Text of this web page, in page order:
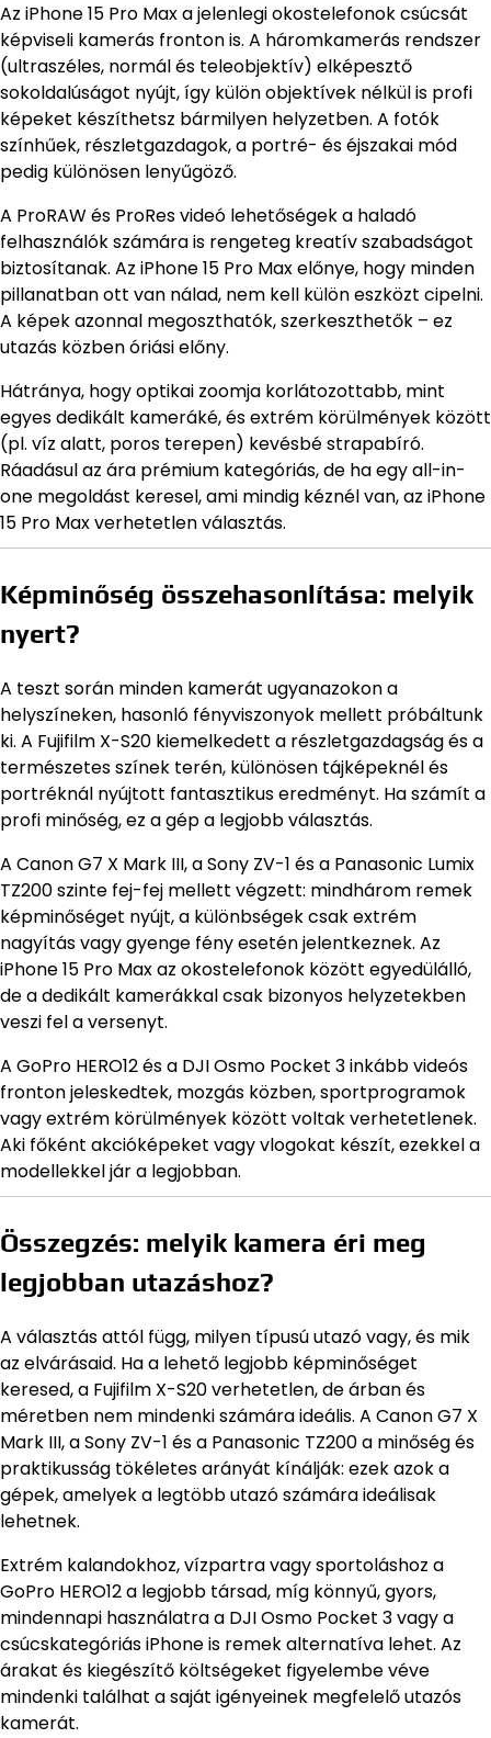
Az iPhone 15 Pro Max a jelenlegi okostelefonok csúcsát
képviseli kamerás fronton is. A háromkamerás rendszer
(ultraszéles, normál és teleobjektív) elképesztő
sokoldalúságot nyújt, így külön objektívek nélkül is profi
képeket készíthetsz bármilyen helyzetben. A fotók
színhűek, részletgazdagok, a portré- és éjszakai mód
pedig különösen lenyűgöző.
A ProRAW és ProRes videó lehetőségek a haladó
felhasználók számára is rengeteg kreatív szabadságot
biztosítanak. Az iPhone 15 Pro Max előnye, hogy minden
pillanatban ott van nálad, nem kell külön eszközt cipelni.
A képek azonnal megoszthatók, szerkeszthetők – ez
utazás közben óriási előny.
Hátránya, hogy optikai zoomja korlátozottabb, mint
egyes dedikált kameráké, és extrém körülmények között
(pl. víz alatt, poros terepen) kevésbé strapabíró.
Ráadásul az ára prémium kategóriás, de ha egy all-in-
one megoldást keresel, ami mindig kéznél van, az iPhone
15 Pro Max verhetetlen választás.
Képminőség összehasonlítása: melyik
nyert?
A teszt során minden kamerát ugyanazokon a
helyszíneken, hasonló fényviszonyok mellett próbáltunk
ki. A Fujifilm X-S20 kiemelkedett a részletgazdagság és a
természetes színek terén, különösen tájképeknél és
portréknál nyújtott fantasztikus eredményt. Ha számít a
profi minőség, ez a gép a legjobb választás.
A Canon G7 X Mark III, a Sony ZV-1 és a Panasonic Lumix
TZ200 szinte fej-fej mellett végzett: mindhárom remek
képminőséget nyújt, a különbségek csak extrém
nagyítás vagy gyenge fény esetén jelentkeznek. Az
iPhone 15 Pro Max az okostelefonok között egyedülálló,
de a dedikált kamerákkal csak bizonyos helyzetekben
veszi fel a versenyt.
A GoPro HERO12 és a DJI Osmo Pocket 3 inkább videós
fronton jeleskedtek, mozgás közben, sportprogramok
vagy extrém körülmények között voltak verhetetlenek.
Aki főként akcióképeket vagy vlogokat készít, ezekkel a
modellekkel jár a legjobban.
Összegzés: melyik kamera éri meg
legjobban utazáshoz?
A választás attól függ, milyen típusú utazó vagy, és mik
az elvárásaid. Ha a lehető legjobb képminőséget
keresed, a Fujifilm X-S20 verhetetlen, de árban és
méretben nem mindenki számára ideális. A Canon G7 X
Mark III, a Sony ZV-1 és a Panasonic TZ200 a minőség és
praktikusság tökéletes arányát kínálják: ezek azok a
gépek, amelyek a legtöbb utazó számára ideálisak
lehetnek.
Extrém kalandokhoz, vízpartra vagy sportoláshoz a
GoPro HERO12 a legjobb társad, míg könnyű, gyors,
mindennapi használatra a DJI Osmo Pocket 3 vagy a
csúcskategóriás iPhone is remek alternatíva lehet. Az
árakat és kiegészítő költségeket figyelembe véve
mindenki találhat a saját igényeinek megfelelő utazós
kamerát.